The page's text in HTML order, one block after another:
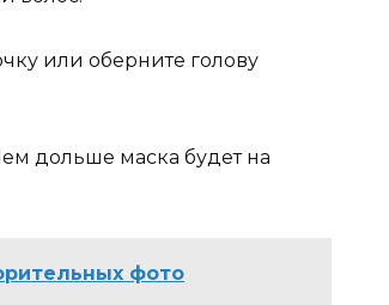
или оберните голову
дольше маска будет на
фото